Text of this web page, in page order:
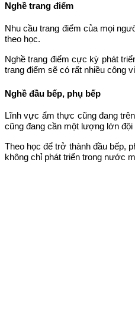
Nghề trang điểm
Nhu cầu trang điểm của mọi
theo học.
Nghề trang điểm cực kỳ phát
trang điểm sẽ có rất nhiều công
Nghề đầu bếp, phụ bếp
Lĩnh vực ẩm thực cũng đang
cũng đang cần một lượng lớn đội
Theo học để trở thành đầu bếp,
không chỉ phát triển trong nước